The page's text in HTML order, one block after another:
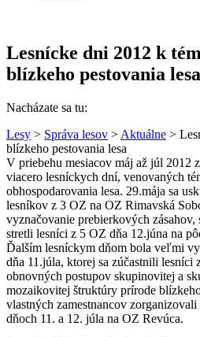
Lesnícke dni 2012 k
blízkeho pestovania lesa
Nacházate sa tu:
Lesy > Správa lesov > Aktuálne >
blízkeho pestovania lesa
V priebehu mesiacov máj až júl 2012
viacero lesníckych dní, venovaných
obhospodarovania lesa. 29.mája sa
lesníkov z 3 OZ na OZ Rimavská
vyznačovanie prebierkových zásahov,
stretli lesníci z 5 OZ dňa 12.júna na
Ďalším lesníckym dňom bola veľmi
dňa 11.júla, ktorej sa zúčastnili lesníci
obnovných postupov skupinovitej a
mozaikovitej štruktúry prírode
vlastných zamestnancov
dňoch 11. a 12. júla na OZ Revúca.